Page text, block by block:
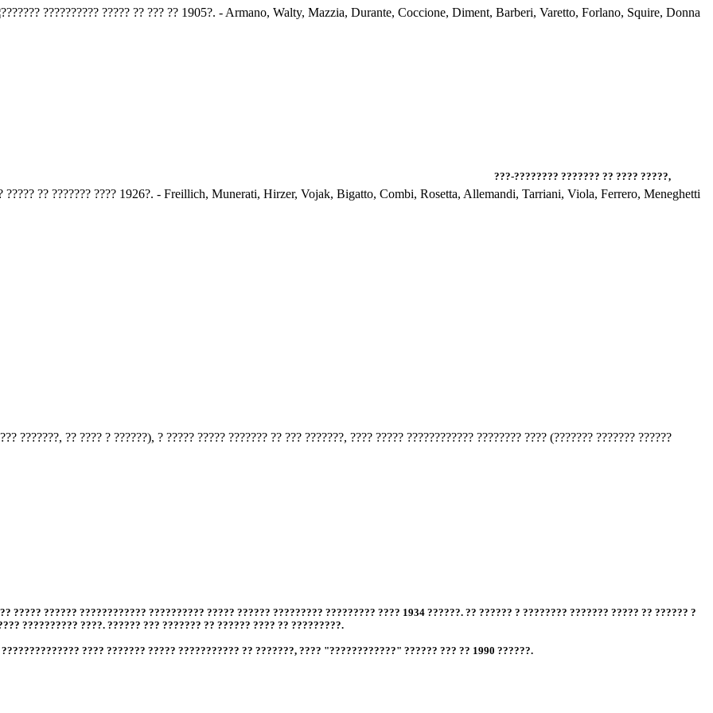
???-???????? ??????? ?? ???? ?????,
????? ?????? ???????????? ?????????? ????? ?????? ????????? ????????? ???? 1934 ??????. ?? ?????? ? ???????? ??????? ????? ?? ?????? ?
?????????? ????. ?????? ??? ??????? ?? ?????? ???? ?? ?????????.
???? ??????? ????? ??????????? ?? ???????, ???? "????????????" ?????? ??? ?? 1990 ??????.